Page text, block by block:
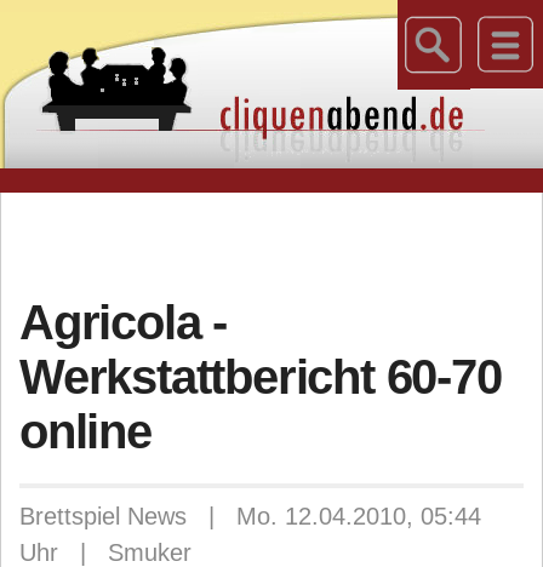
Agricola -
Werkstattbericht 60-70
online
Brettspiel News | Mo. 12.04.2010, 05:44
Uhr | Smuker